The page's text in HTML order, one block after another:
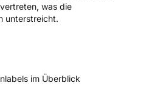
was die
unterstreicht.
im Überblick